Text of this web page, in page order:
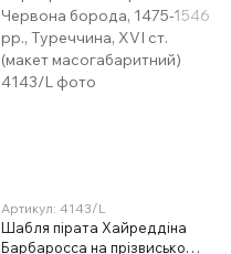
Артикул: 4143/L
Шабля пірата Хайреддіна
Барбаросса на прізвисько